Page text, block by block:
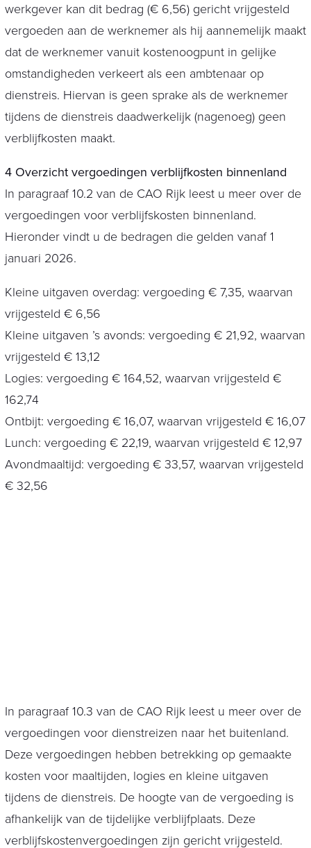
werkgever kan dit bedrag (€ 6,56) gericht vrijgesteld
vergoeden aan de werknemer als hij aannemelijk maakt
dat de werknemer vanuit kostenoogpunt in gelijke
omstandigheden verkeert als een ambtenaar op
dienstreis. Hiervan is geen sprake als de werknemer
tijdens de dienstreis daadwerkelijk (nagenoeg) geen
verblijfkosten maakt.
4 Overzicht vergoedingen verblijfkosten binnenland
In paragraaf 10.2 van de CAO Rijk leest u meer over de
vergoedingen voor verblijfskosten binnenland.
Hieronder vindt u de bedragen die gelden vanaf 1
januari 2026.
Kleine uitgaven overdag: vergoeding € 7,35, waarvan
vrijgesteld € 6,56
Kleine uitgaven ’s avonds: vergoeding € 21,92, waarvan
vrijgesteld € 13,12
Logies: vergoeding € 164,52, waarvan vrijgesteld €
162,74
Ontbijt: vergoeding € 16,07, waarvan vrijgesteld € 16,07
Lunch: vergoeding € 22,19, waarvan vrijgesteld € 12,97
Avondmaaltijd: vergoeding € 33,57, waarvan vrijgesteld
€ 32,56
In paragraaf 10.3 van de CAO Rijk leest u meer over de
vergoedingen voor dienstreizen naar het buitenland.
Deze vergoedingen hebben betrekking op gemaakte
kosten voor maaltijden, logies en kleine uitgaven
tijdens de dienstreis. De hoogte van de vergoeding is
afhankelijk van de tijdelijke verblijfplaats. Deze
verblijfskostenvergoedingen zijn gericht vrijgesteld.